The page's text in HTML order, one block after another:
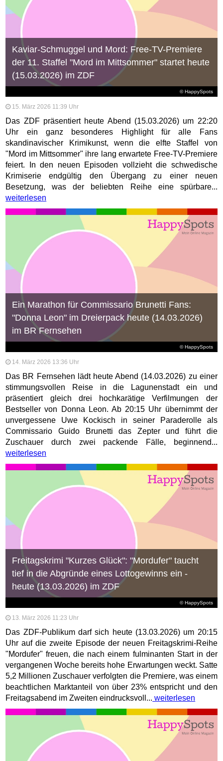
© HappySpots
Kaviar-Schmuggel und Mord: Free-TV-Premiere
der 11. Staffel "Mord im Mittsommer" startet heute
(15.03.2026) im ZDF
15. März 2026 11:39 Uhr
Das ZDF präsentiert heute Abend (15.03.2026) um 22:20
Uhr ein ganz besonderes Highlight für alle Fans
skandinavischer Krimikunst, wenn die elfte Staffel von
"Mord im Mittsommer" ihre lang erwartete Free-TV-Premiere
feiert. In den neuen Episoden vollzieht die schwedische
Krimiserie endgültig den Übergang zu einer neuen
Besetzung, was der beliebten Reihe eine spürbare...
weiterlesen
© HappySpots
Ein Marathon für Commissario Brunetti Fans:
"Donna Leon" im Dreierpack heute (14.03.2026)
im BR Fernsehen
14. März 2026 13:36 Uhr
Das BR Fernsehen lädt heute Abend (14.03.2026) zu einer
stimmungsvollen Reise in die Lagunenstadt ein und
präsentiert gleich drei hochkarätige Verfilmungen der
Bestseller von Donna Leon. Ab 20:15 Uhr übernimmt der
unvergessene Uwe Kockisch in seiner Paraderolle als
Commissario Guido Brunetti das Zepter und führt die
Zuschauer durch zwei packende Fälle, beginnend...
weiterlesen
© HappySpots
Freitagskrimi "Kurzes Glück": "Mordufer" taucht
tief in die Abgründe eines Lottogewinns ein -
heute (13.03.2026) im ZDF
13. März 2026 11:23 Uhr
Das ZDF-Publikum darf sich heute (13.03.2026) um 20:15
Uhr auf die zweite Episode der neuen Freitagskrimi-Reihe
"Mordufer" freuen, die nach einem fulminanten Start in der
vergangenen Woche bereits hohe Erwartungen weckt. Satte
5,2 Millionen Zuschauer verfolgten die Premiere, was einem
beachtlichen Marktanteil von über 23% entspricht und den
Freitagsabend im Zweiten eindrucksvoll... weiterlesen